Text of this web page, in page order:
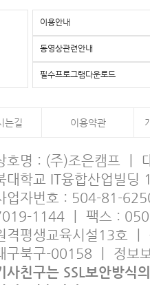
이용안내
동영상관련안내
필수프로그램다운로드
는길 이용약관
호명 : (주)조은캠프 ㅣ
대학교 IT융합산업빌딩
업자번호 : 504-81-
1144 ㅣ 팩스 :
격평생교육시설13호
구북구-00158 ㅣ 정보
사친구는 SSL보안방식